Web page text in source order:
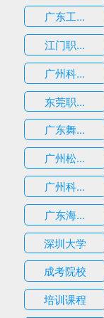
广东工...
江门职...
广州科...
东莞职...
广东舞...
广州松...
广州科...
广东海...
深圳大学
成考院校
培训课程